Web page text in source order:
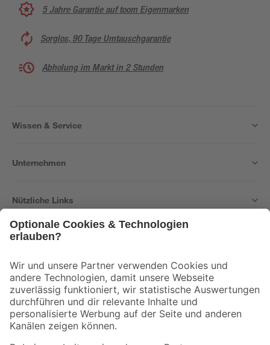
5 Jahre Garantie auf toom Eigenmarken
Sorglos, 90 Tage Umtauschgarantie
Abholung im Markt in 2 Stunden
Wissen & Service
Unternehmen
Nützliche Links
Der toom Newsletter: Keine Angebote und Aktionen mehr verpassen!
Zur Newsletter Anmeldung
Folge uns